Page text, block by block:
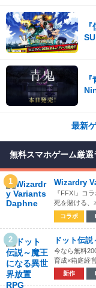
最新
無料スマホゲーム厳選
1 Wizardry
『FFXI』コ
死を賭ける、
コラボ
2 ドット伝
今なら無料
育成×箱庭経
新作